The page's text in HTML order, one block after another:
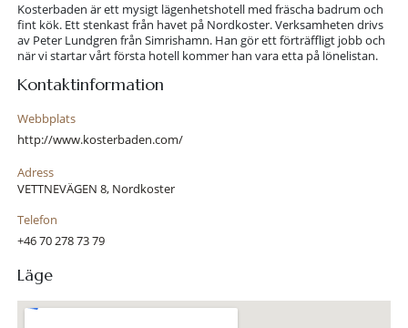
Kosterbaden är ett mysigt lägenhetshotell med fräscha badrum och
fint kök. Ett stenkast från havet på Nordkoster. Verksamheten drivs
av Peter Lundgren från Simrishamn. Han gör ett förträffligt jobb och
när vi startar vårt första hotell kommer han vara etta på lönelistan.
Kontaktinformation
Webbplats
http://www.kosterbaden.com/
Adress
VETTNEVÄGEN 8, Nordkoster
Telefon
+46 70 278 73 79
Läge